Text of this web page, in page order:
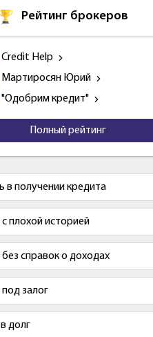
Рейтинг брокеров
Credit Help
Мартиросян Юрий
"Одобрим кредит"
Полный рейтинг
в получении кредита
плохой историей
справок о доходах
залог
долг